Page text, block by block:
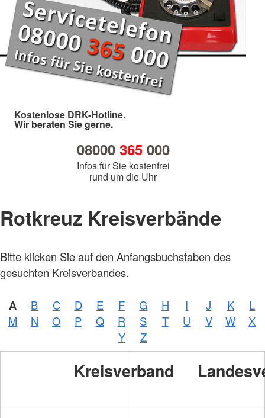
Kostenlose DRK-Hotline.
Wir beraten Sie gerne.
08000 365000
Infos für Sie kostenfrei
rund um die Uhr
Rotkreuz Kreisverbände
Bitte klicken Sie auf den Anfangsbuchstaben des
gesuchten Kreisverbandes.
A B C D E F G H I J K
L
M
N O P Q R S T U V W
X
Y
Z
Kreisverband
Foto:
Zelck /
GmbH